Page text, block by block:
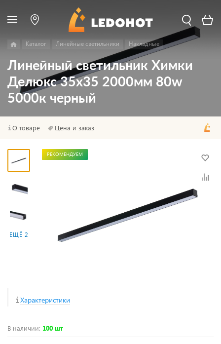
Каталог Линейные светильники Накладные
Линейный светильник Химки
Делюкс 35х35 2000мм 80w
5000к черный
О товаре Цена и заказ
ЕЩЁ 2
РЕКОМЕНДУЕМ
Характеристики
В наличии: 100 шт